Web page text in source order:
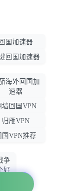
回国加速器
回国加速器
海外回国加
速器
墙回国VPN
归雁VPN
国VPN推荐
争
好